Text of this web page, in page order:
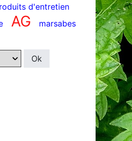
d'entretien
AG marsabes